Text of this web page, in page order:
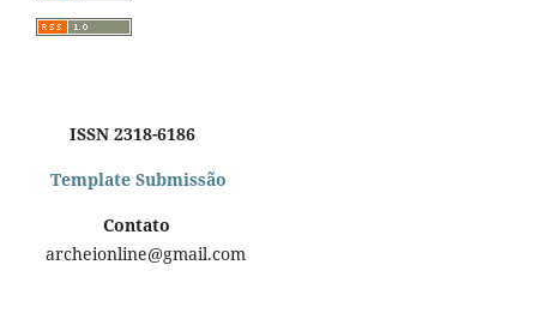
ISSN 2318-6186
Template Submissão
Contato
archeionline@gmail.com